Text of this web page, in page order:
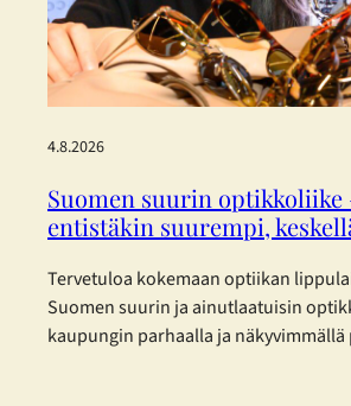
4.8.2026
Suomen suurin optikkoliike
entistäkin suurempi,
Tervetuloa kokemaan optiikan
Suomen suurin ja ainutlaatuisin
kaupungin parhaalla ja näkyvimmällä